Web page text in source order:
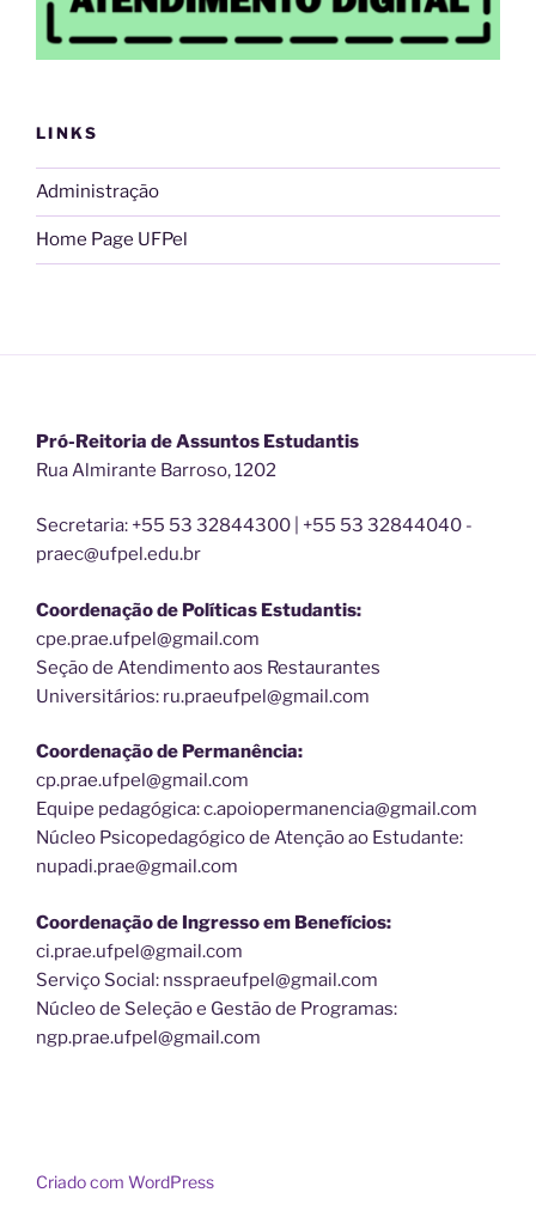
LINKS
Administração
Home Page UFPel
Pró-Reitoria de Assuntos Estudantis
Rua Almirante Barroso, 1202
Secretaria: +55 53 32844300 | +55 53 32844040 -
praec@ufpel.edu.br
Coordenação de Políticas Estudantis:
cpe.prae.ufpel@gmail.com
Seção de Atendimento aos Restaurantes
Universitários: ru.praeufpel@gmail.com
Coordenação de Permanência:
cp.prae.ufpel@gmail.com
Equipe pedagógica: c.apoiopermanencia@gmail.com
Núcleo Psicopedagógico de Atenção ao Estudante:
nupadi.prae@gmail.com
Coordenação de Ingresso em Benefícios:
ci.prae.ufpel@gmail.com
Serviço Social: nsspraeufpel@gmail.com
Núcleo de Seleção e Gestão de Programas:
ngp.prae.ufpel@gmail.com
Criado com WordPress